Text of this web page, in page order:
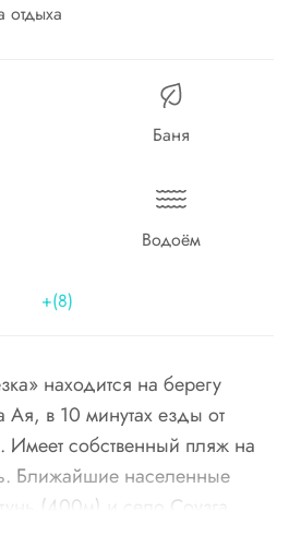
отдыха
Баня
Водоём
+(8)
находится на берегу
Ая, в 10 минутах езды от
Имеет собственный пляж на
Ближайшие населенные
(400м) и село Соузга